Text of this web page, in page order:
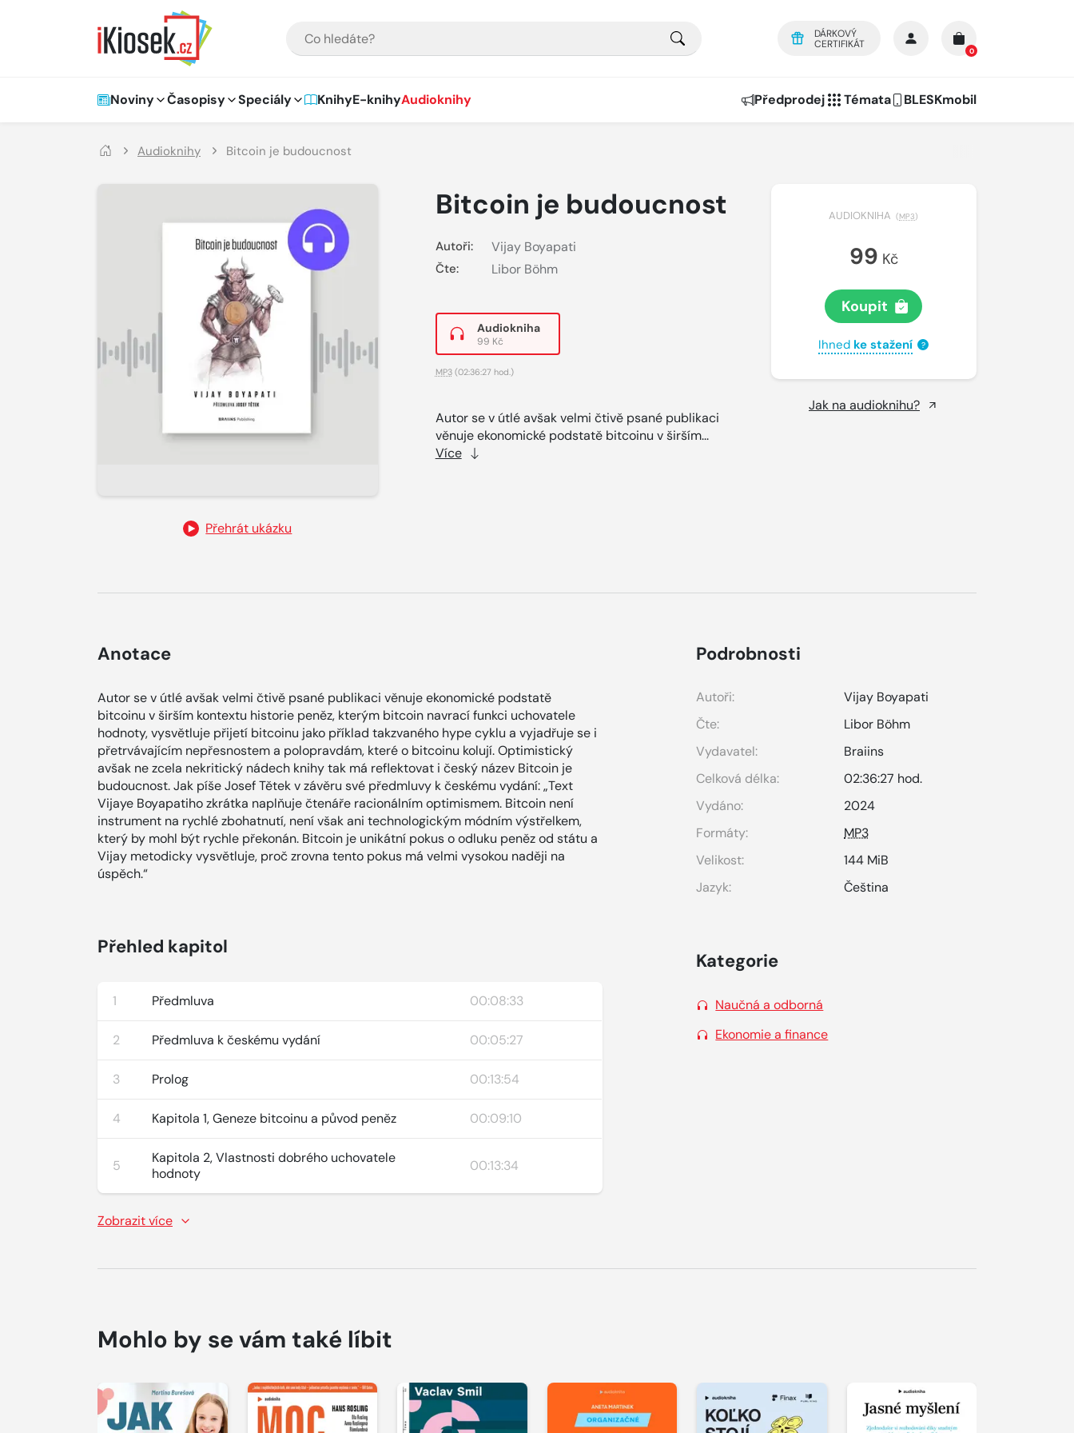
DÁRKOVÝ
CERTIFIKÁT
0
Hlavní navigace
Noviny Časopisy Speciály KnihyE-knihyAudioknihy Předprodej Témata BLESKmobil
Audioknihy Bitcoin je budoucnost
Přehrát ukázku
Bitcoin je budoucnost
Autoři: Vijay Boyapati
Čte: Libor Böhm
Audiokniha
99 Kč
MP3(02:36:27 hod.)
Autor se v útlé avšak velmi čtivě psané publikaci
věnuje ekonomické podstatě bitcoinu v širším...
Více
AUDIOKNIHA (MP3)
99 Kč
Koupit
Ihned ke stažení ?
Jak na audioknihu?
Anotace
Autor se v útlé avšak velmi čtivě psané publikaci věnuje ekonomické podstatě
bitcoinu v širším kontextu historie peněz, kterým bitcoin navrací funkci uchovatele
hodnoty, vysvětluje přijetí bitcoinu jako příklad takzvaného hype cyklu a vyjadřuje se i
přetrvávajícím nepřesnostem a polopravdám, které o bitcoinu kolují. Optimistický
avšak ne zcela nekritický nádech knihy tak má reflektovat i český název Bitcoin je
budoucnost. Jak píše Josef Tětek v závěru své předmluvy k českému vydání: „Text
Vijaye Boyapatiho zkrátka naplňuje čtenáře racionálním optimismem. Bitcoin není
instrument na rychlé zbohatnutí, není však ani technologickým módním výstřelkem,
který by mohl být rychle překonán. Bitcoin je unikátní pokus o odluku peněz od státu a
Vijay metodicky vysvětluje, proč zrovna tento pokus má velmi vysokou naději na
úspěch.“
Přehled kapitol
1 Předmluva 00:08:33
2 Předmluva k českému vydání 00:05:27
3 Prolog 00:13:54
4 Kapitola 1, Geneze bitcoinu a původ peněz 00:09:10
5
Kapitola 2, Vlastnosti dobrého uchovatele
hodnoty
00:13:34
Zobrazit více
Podrobnosti
Autoři:
Vijay Boyapati
Čte:
Libor Böhm
Vydavatel:
Braiins
Celková délka:
02:36:27 hod.
Vydáno:
2024
Formáty:
MP3
Velikost:
144 MiB
Jazyk:
Čeština
Kategorie
Naučná a odborná
Ekonomie a finance
Mohlo by se vám také líbit
Přehrát
ukázku
Přehrát
ukázku
Přehrát
ukázku
Přehrát
ukázku
Přehrát
ukázku